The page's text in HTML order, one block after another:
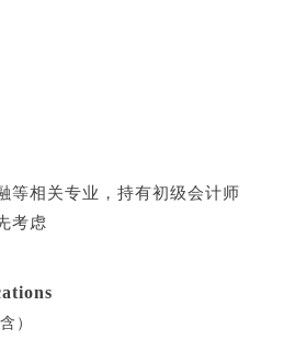
等相关专业，持有初级会计师
考虑
）